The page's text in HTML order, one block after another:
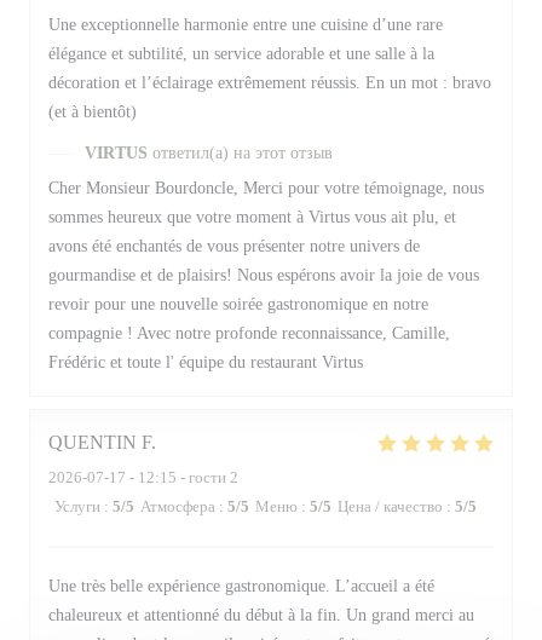
Une exceptionnelle harmonie entre une cuisine d’une rare
élégance et subtilité, un service adorable et une salle à la
décoration et l’éclairage extrêmement réussis. En un mot : bravo
(et à bientôt)
VIRTUS ответил(а) на этот отзыв
Cher Monsieur Bourdoncle, Merci pour votre témoignage, nous
sommes heureux que votre moment à Virtus vous ait plu, et
avons été enchantés de vous présenter notre univers de
gourmandise et de plaisirs! Nous espérons avoir la joie de vous
revoir pour une nouvelle soirée gastronomique en notre
compagnie ! Avec notre profonde reconnaissance, Camille,
Frédéric et toute l' équipe du restaurant Virtus
QUENTIN F
2026-07-17 - 12:15 - гости 2
Услуги : 5/5 Атмосфера : 5/5 Меню : 5/5 Цена / качество : 5/5
Une très belle expérience gastronomique. L’accueil a été
chaleureux et attentionné du début à la fin. Un grand merci au